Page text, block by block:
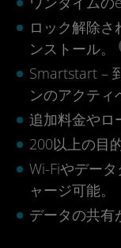
ロック解除さ
ンストール。
Smartstart –
ンのアクティ
追加料金やロ
200以上の目
Wi-Fiやデー
ャージ可能。
データの共有